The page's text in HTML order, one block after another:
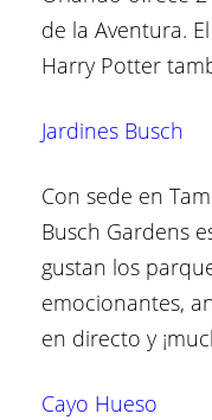
de la Aventura.
Harry Potter
Jardines Busch
Con sede en
Busch Gardens
gustan los
emocionantes,
en directo y
Cayo Hueso